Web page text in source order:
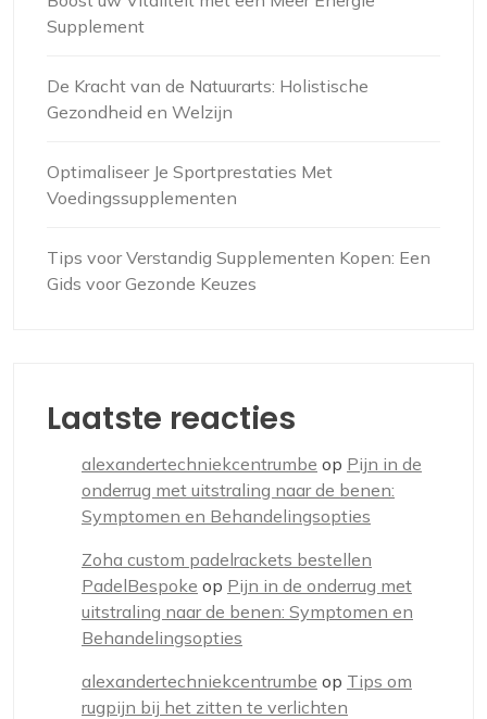
Supplement
De Kracht van de Natuurarts: Holistische
Gezondheid en Welzijn
Optimaliseer Je Sportprestaties Met
Voedingssupplementen
Tips voor Verstandig Supplementen Kopen: Een
Gids voor Gezonde Keuzes
Laatste reacties
alexandertechniekcentrumbe op Pijn in de
onderrug met uitstraling naar de benen:
Symptomen en Behandelingsopties
Zoha custom padelrackets bestellen
PadelBespoke op Pijn in de onderrug met
uitstraling naar de benen: Symptomen en
Behandelingsopties
alexandertechniekcentrumbe op Tips om
rugpijn bij het zitten te verlichten